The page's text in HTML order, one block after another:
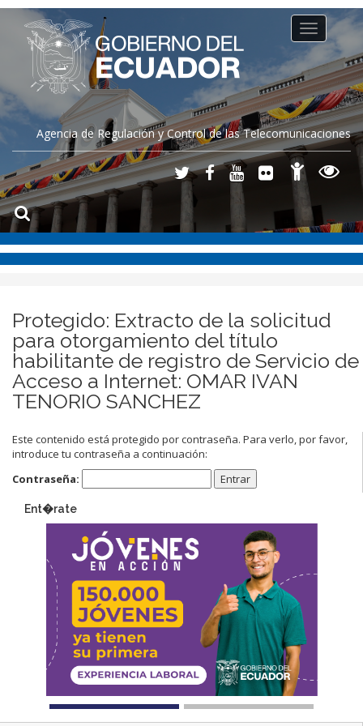
Agencia de Regulación y Control de las Telecomunicaciones
Toggle
navigation
Protegido: Extracto de la solicitud
para otorgamiento del título
habilitante de registro de Servicio de
Acceso a Internet: OMAR IVAN
TENORIO SANCHEZ
Este contenido está protegido por contraseña. Para verlo, por favor,
introduce tu contraseña a continuación:
Contraseña:
Ent�rate